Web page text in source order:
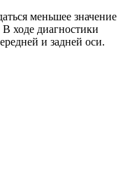
меньшее значение
В ходе диагностики
и задней оси.